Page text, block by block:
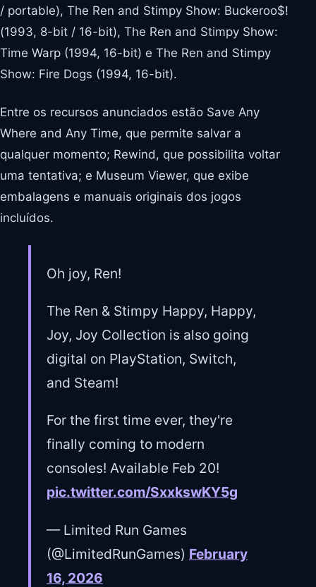
/ portable), The Ren and Stimpy Show: Buckeroo$!
(1993, 8-bit / 16-bit), The Ren and Stimpy Show:
Time Warp (1994, 16-bit) e The Ren and Stimpy
Show: Fire Dogs (1994, 16-bit).
Entre os recursos anunciados estão Save Any
Where and Any Time, que permite salvar a
qualquer momento; Rewind, que possibilita voltar
uma tentativa; e Museum Viewer, que exibe
embalagens e manuais originais dos jogos
incluídos.
Oh joy, Ren!
The Ren & Stimpy Happy, Happy,
Joy, Joy Collection is also going
digital on PlayStation, Switch,
and Steam!
For the first time ever, they're
finally coming to modern
consoles! Available Feb 20!
pic.twitter.com/SxxkswKY5g
— Limited Run Games
(@LimitedRunGames) February
16, 2026